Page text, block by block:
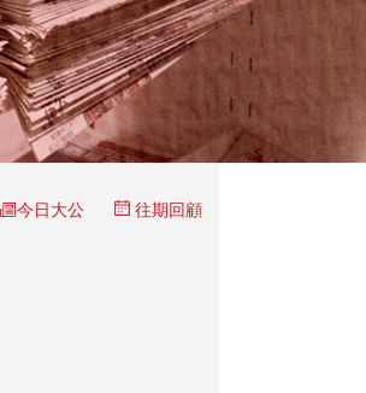
今日大公 往期回顧